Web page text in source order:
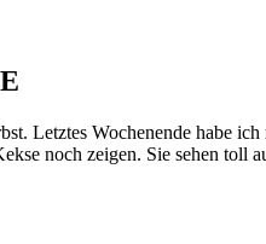
Letztes Wochenende habe
noch zeigen. Sie sehen